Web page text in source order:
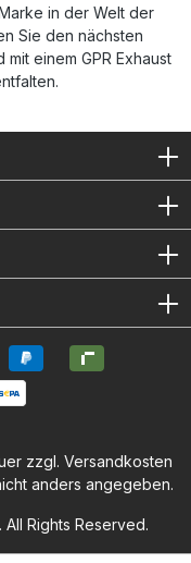
in der Welt der
Sie den nächsten
einem GPR Exhaust
zzgl. Versandkosten
anders angegeben.
Rights Reserved.